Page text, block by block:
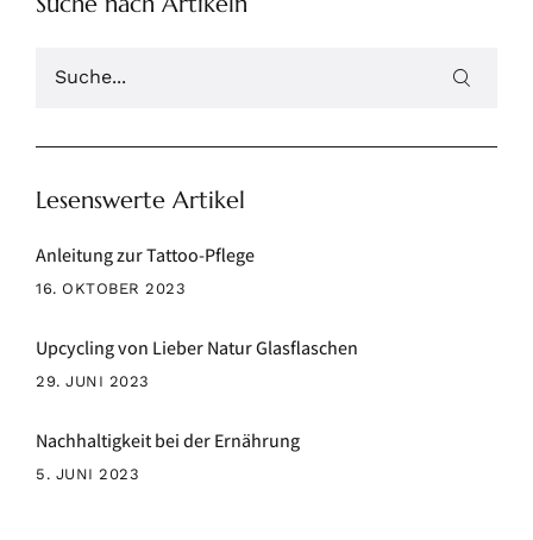
Lesenswerte Artikel
Anleitung zur Tattoo-Pflege
16. OKTOBER 2023
Upcycling von Lieber Natur Glasflaschen
29. JUNI 2023
Nachhaltigkeit bei der Ernährung
5. JUNI 2023